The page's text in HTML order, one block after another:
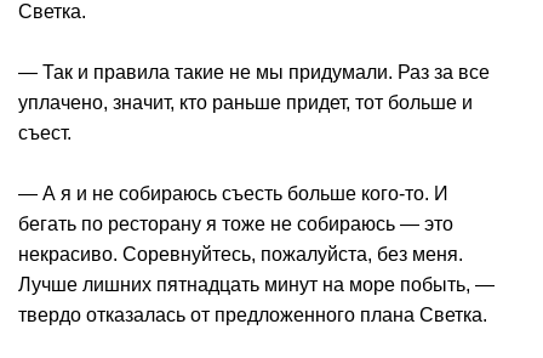
Светка.
— Так и правила такие не мы придумали. Раз за все
уплачено, значит, кто раньше придет, тот больше и
съест.
— А я и не собираюсь съесть больше кого-то. И
бегать по ресторану я тоже не собираюсь — это
некрасиво. Соревнуйтесь, пожалуйста, без меня.
Лучше лишних пятнадцать минут на море побыть, —
твердо отказалась от предложенного плана Светка.